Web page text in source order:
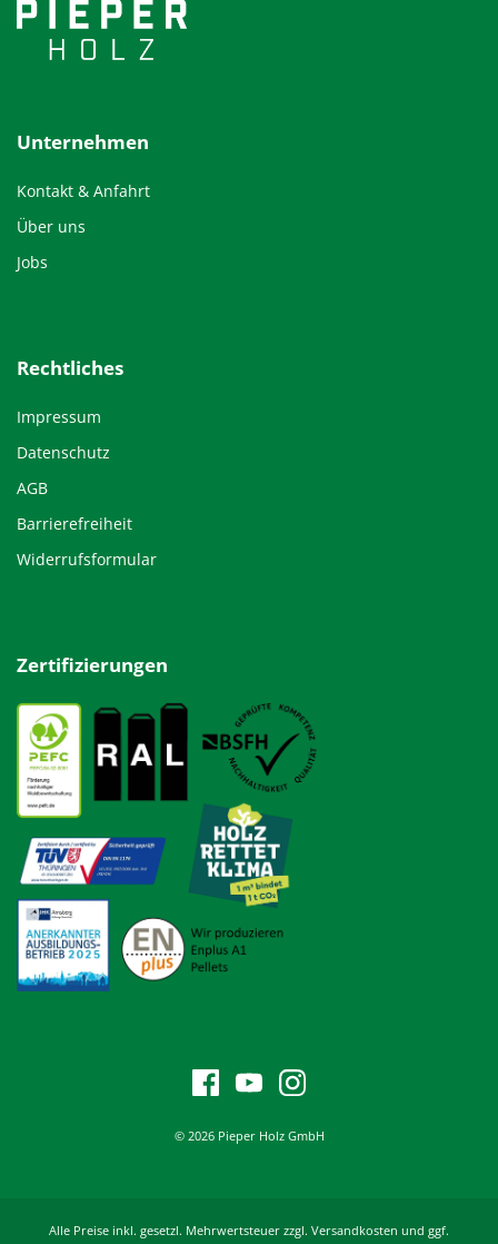
Unternehmen
Kontakt & Anfahrt
Über uns
Jobs
Rechtliches
Impressum
Datenschutz
AGB
Barrierefreiheit
Widerrufsformular
Zertifizierungen
© 2026 Pieper Holz GmbH
Alle Preise inkl. gesetzl. Mehrwertsteuer zzgl. Versandkosten und ggf.